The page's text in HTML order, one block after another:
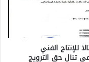
للإنتاج الفني
تنال حق الترويج